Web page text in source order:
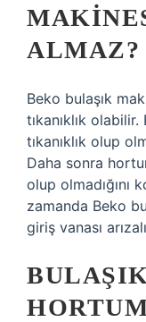
ALMAZ?
Beko bulaşık
tıkanıklık
tıkanıklık olup
Daha sonra
olup olmadığını
zamanda Beko
giriş vanası